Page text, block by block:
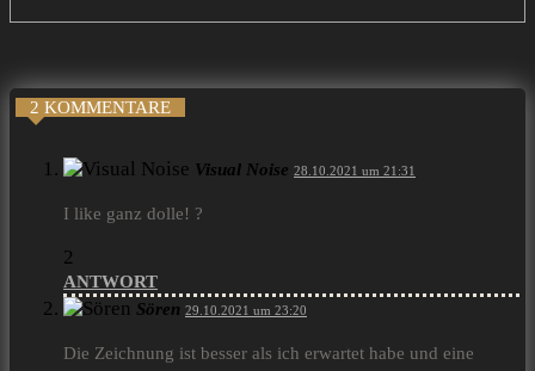
2 KOMMENTARE
Visual Noise 28.10.2021 um 21:31
I like ganz dolle! ?
2
ANTWORT
Sören 29.10.2021 um 23:20
Die Zeichnung ist besser als ich erwartet habe und eine